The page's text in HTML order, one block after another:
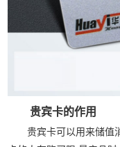
贵宾卡的作用
贵宾卡可以用来储值消